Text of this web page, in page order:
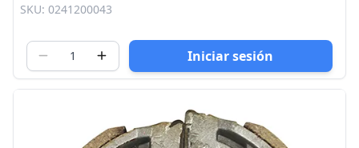
XEVERUS 250 Roda
SKU: 0241200043
Iniciar sesión